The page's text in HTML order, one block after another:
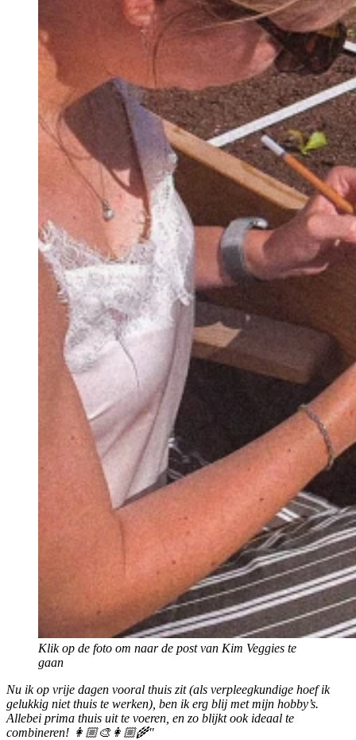
Klik op de foto om naar de post van Kim Veggies te
gaan
Nu ik op vrije dagen vooral thuis zit (als verpleegkundige hoef ik
gelukkig niet thuis te werken), ben ik erg blij met mijn hobby’s.
Allebei prima thuis uit te voeren, en zo blijkt ook ideaal te
combineren! 👩🏼‍🎨👩🏼‍🌾"